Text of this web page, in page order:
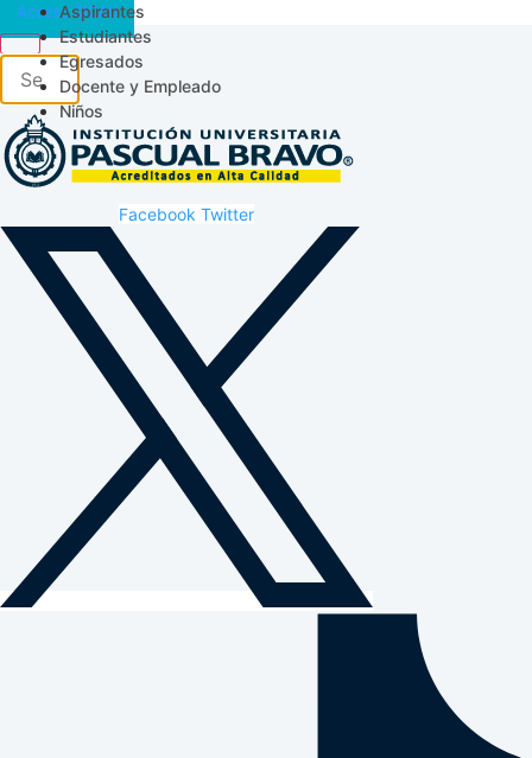
Aspirantes
Estudiantes
Egresados
Docente y Empleado
Niños
Acceso SICAU
Facebook Twitter